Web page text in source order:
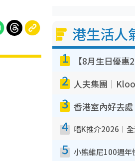
港生活人
1
2
3
4
5